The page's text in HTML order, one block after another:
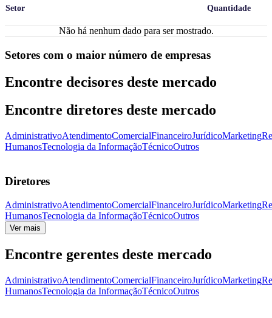
Setor Quantidade
Não há nenhum dado para ser mostrado.
Setores com o maior número de empresas
Encontre decisores deste mercado
Encontre diretores deste mercado
AdministrativoAtendimentoComercialFinanceiroJurídicoMarketing
HumanosTecnologia da InformaçãoTécnicoOutros
Diretores
AdministrativoAtendimentoComercialFinanceiroJurídicoMarketing
HumanosTecnologia da InformaçãoTécnicoOutros
Ver mais
Encontre gerentes deste mercado
AdministrativoAtendimentoComercialFinanceiroJurídicoMarketing
HumanosTecnologia da InformaçãoTécnicoOutros